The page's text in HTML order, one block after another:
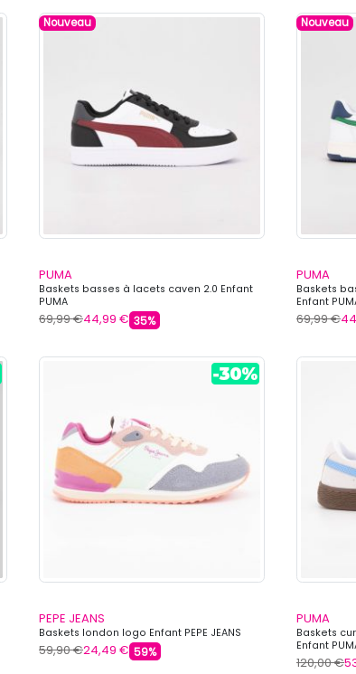
Nouveau
PUMA
Baskets basses à lacets caven 2.0 Enfant
PUMA
69,99 €44,99 € 35%
Nouveau
PUMA
Baskets
Enfant
69,99 €
PEPE JEANS
Baskets london logo Enfant PEPE JEANS
59,90 €24,49 € 59%
PUMA
Baskets
Enfant
120,00 €